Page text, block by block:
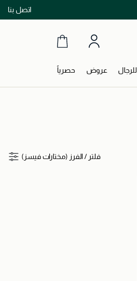
اتصل بنااشتري الآن و ادفع لاحقاً مع تابي و تمارا!
للرجال عروض حصرياً
فلتر /الفرز (مختارات فيسز)